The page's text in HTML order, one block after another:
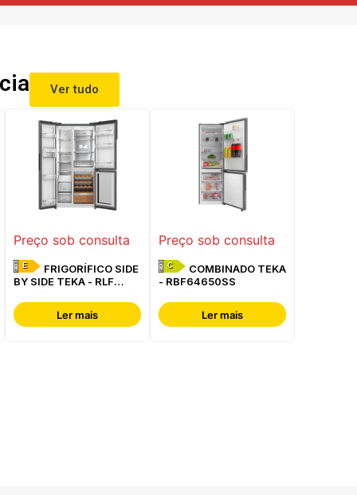
Ver tudo
Preço sob consulta
E
BY SIDE TEKA - RLF
Ler mais
Preço sob consulta
C
- RBF64650SS
Ler mais